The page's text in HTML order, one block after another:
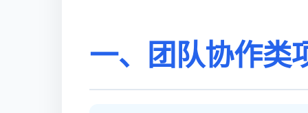
一、团队协作类